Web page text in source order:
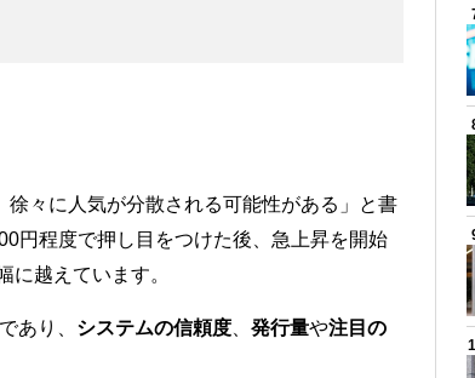
徐々に人気が分散される可能性がある」と書
円程度で押し目をつけた後、急上昇を開始
に越えています。
であり、 システムの信頼度 発行量や注目の